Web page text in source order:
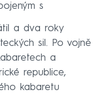
s
a dva roky
sil. Po vojně
a
republice,
kabaretu